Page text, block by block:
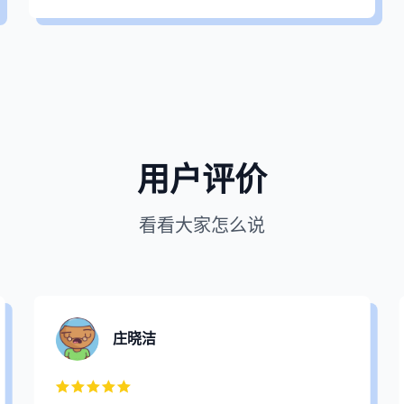
用户评价
看看大家怎么说
庄晓洁